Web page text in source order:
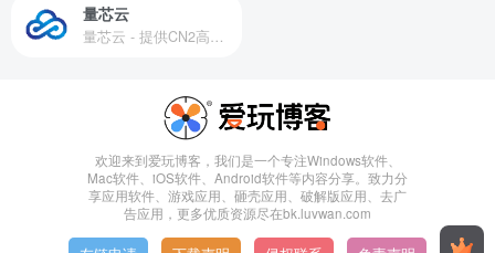
量芯云
量芯云 - 提供CN2高速香港美国云服务器&专业高防服务器租用等云服务器供应商
欢迎来到爱玩博客，我们是一个专注Windows软件、
Mac软件、iOS软件、Android软件等内容分享。致力分
享应用软件、游戏应用、砸壳应用、破解版应用、去广
告应用，更多优质资源尽在bk.luvwan.com